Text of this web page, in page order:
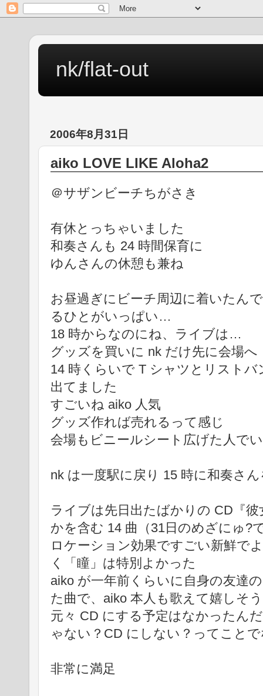
nk/flat-out
2006年8月31日
aiko LOVE LIKE Aloha2
＠サザンビーチちがさき
有休とっちゃいました
和奏さんも 24 時間保育に
ゆんさんの休憩も兼ね
お昼過ぎにビーチ周辺に着いたん
るひとがいっぱい…
18 時からなのにね、ライブは…
グッズを買いに nk だけ先に会場へ
14 時くらいで T シャツとリスト
出てました
すごいね aiko 人気
グッズ作れば売れるって感じ
会場もビニールシート広げた人で
nk は一度駅に戻り 15 時に和奏さ
ライブは先日出たばかりの CD『
かを含む 14 曲（31日のめざにゅ?
ロケーション効果ですごい新鮮で
く「瞳」は特別よかった
aiko が一年前くらいに自身の友達
た曲で、aiko 本人も歌えて嬉しそ
元々 CD にする予定はなかったん
ゃない？CD にしない？ってこと
非常に満足